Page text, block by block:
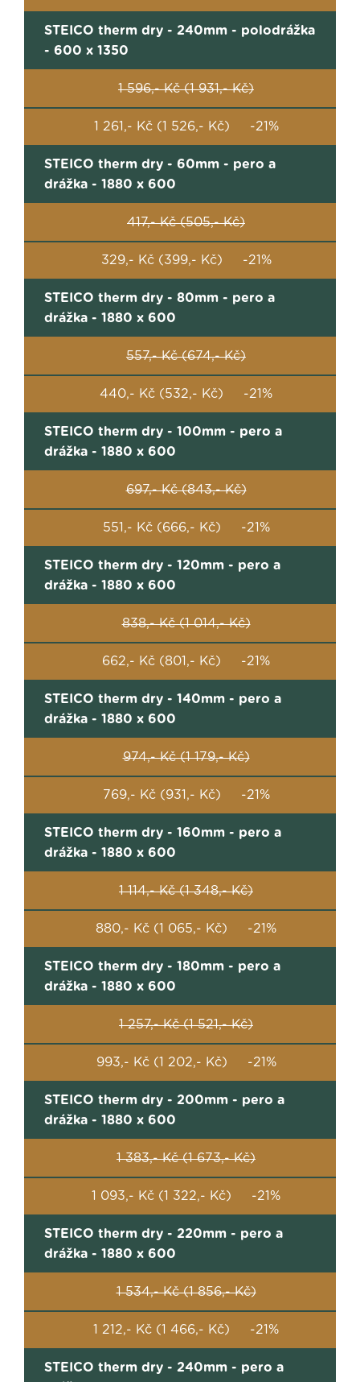
STEICO therm dry - 240mm - polodrážka
- 600 x 1350
1 596,- Kč (1 931,- Kč)
1 261,- Kč (1 526,- Kč) -21%
STEICO therm dry - 60mm - pero a
drážka - 1880 x 600
417,- Kč (505,- Kč)
329,- Kč (399,- Kč) -21%
STEICO therm dry - 80mm - pero a
drážka - 1880 x 600
557,- Kč (674,- Kč)
440,- Kč (532,- Kč) -21%
STEICO therm dry - 100mm - pero a
drážka - 1880 x 600
697,- Kč (843,- Kč)
551,- Kč (666,- Kč) -21%
STEICO therm dry - 120mm - pero a
drážka - 1880 x 600
838,- Kč (1 014,- Kč)
662,- Kč (801,- Kč) -21%
STEICO therm dry - 140mm - pero a
drážka - 1880 x 600
974,- Kč (1 179,- Kč)
769,- Kč (931,- Kč) -21%
STEICO therm dry - 160mm - pero a
drážka - 1880 x 600
1 114,- Kč (1 348,- Kč)
880,- Kč (1 065,- Kč) -21%
STEICO therm dry - 180mm - pero a
drážka - 1880 x 600
1 257,- Kč (1 521,- Kč)
993,- Kč (1 202,- Kč) -21%
STEICO therm dry - 200mm - pero a
drážka - 1880 x 600
1 383,- Kč (1 673,- Kč)
1 093,- Kč (1 322,- Kč) -21%
STEICO therm dry - 220mm - pero a
drážka - 1880 x 600
1 534,- Kč (1 856,- Kč)
1 212,- Kč (1 466,- Kč) -21%
STEICO therm dry - 240mm - pero a